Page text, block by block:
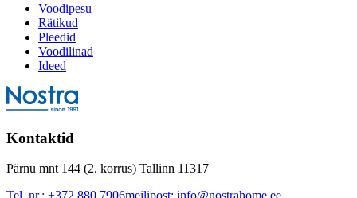
Voodipesu
Rätikud
Pleedid
Voodilinad
Ideed
Kontaktid
Pärnu mnt 144 (2. korrus) Tallinn 11317